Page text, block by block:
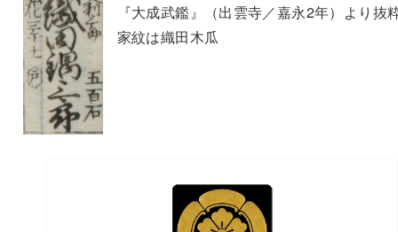
『大成武鑑』（出雲寺／嘉永2年）より抜
家紋は織田木瓜